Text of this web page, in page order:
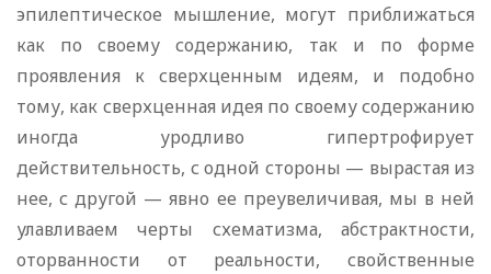
эпилептическое мышление, могут приближаться
как по своему содержанию, так и по форме
проявления к сверхценным идеям, и подобно
тому, как сверхценная идея по своему содержанию
иногда уродливо гипертрофирует
действительность, с одной стороны — вырастая из
нее, с другой — явно ее преувеличивая, мы в ней
улавливаем черты схематизма, абстрактности,
оторванности от реальности, свойственные